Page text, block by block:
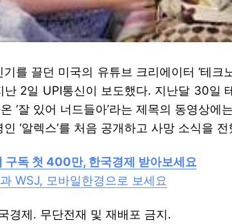
를 끌던 미국의 유튜브 크리에이터 ‘테크
난 2일 UPI통신이 보도했다. 지난달 30일
‘잘 있어 너드들아’라는 제목의 동영상에
‘알렉스’를 처음 공개하고 사망 소식을 전
구독 첫 400만, 한국경제 받아보세요
WSJ, 모바일한경으로 보세요
경제. 무단전재 및 재배포 금지.